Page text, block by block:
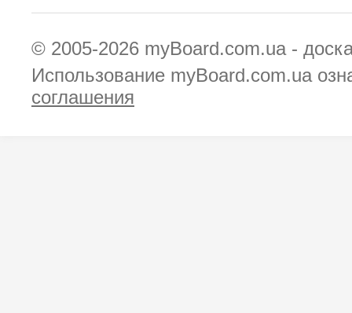
© 2005-2026 myBoard.com.ua -
Использование myBoard.com.ua
соглашения